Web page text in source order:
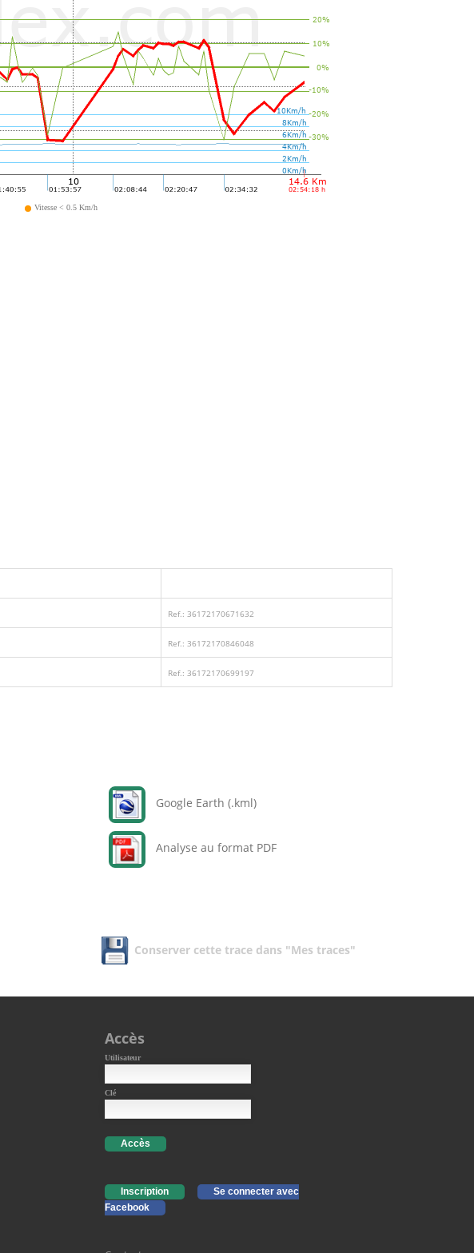
Vitesse < 0.5 Km/h
Ref.: 36172170671632
Ref.: 36172170846048
Ref.: 36172170699197
Google Earth (.kml)
Analyse au format PDF
Conserver cette trace dans "Mes traces"
Accès
Utilisateur
Clé
Accès
Inscription
Se connecter avec
Facebook